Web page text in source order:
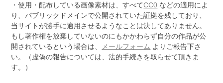
・使用・配布している画像素材は、すべてCC0 などの適用によ
り、パブリックドメインで公開されていた証拠を残しており、
当サイトが勝手に適用させるようなことは決してありません。
もし著作権を放棄していないのにもかかわらず自分の作品が公
開されているという場合は、
メールフォーム よりご報告下さ
い。（虚偽の報告については、法的手続きを取らせて頂きま
す。）